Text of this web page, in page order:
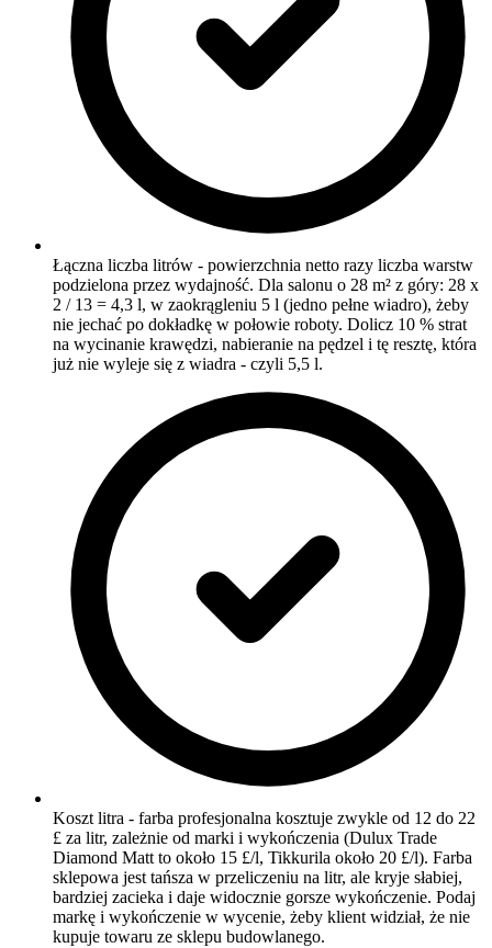
Łączna liczba litrów - powierzchnia netto razy liczba warstw
podzielona przez wydajność. Dla salonu o 28 m² z góry: 28 x
2 / 13 = 4,3 l, w zaokrągleniu 5 l (jedno pełne wiadro), żeby
nie jechać po dokładkę w połowie roboty. Dolicz 10 % strat
na wycinanie krawędzi, nabieranie na pędzel i tę resztę, która
już nie wyleje się z wiadra - czyli 5,5 l.
Koszt litra - farba profesjonalna kosztuje zwykle od 12 do 22
£ za litr, zależnie od marki i wykończenia (Dulux Trade
Diamond Matt to około 15 £/l, Tikkurila około 20 £/l). Farba
sklepowa jest tańsza w przeliczeniu na litr, ale kryje słabiej,
bardziej zacieka i daje widocznie gorsze wykończenie. Podaj
markę i wykończenie w wycenie, żeby klient widział, że nie
kupuje towaru ze sklepu budowlanego.